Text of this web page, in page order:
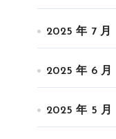
2025 年 7 月
2025 年 6 月
2025 年 5 月